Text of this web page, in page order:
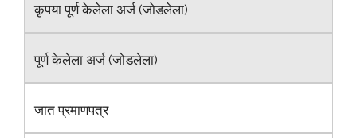
कृपया पूर्ण केलेला अर्ज (जोडलेला)
पूर्ण केलेला अर्ज (जोडलेला)
जात प्रमाणपत्र